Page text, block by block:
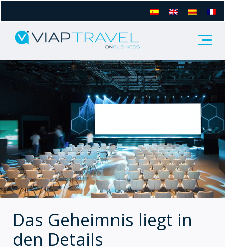
Das Geheimnis liegt in
den Details